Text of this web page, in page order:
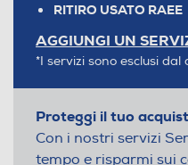
RITIRO USATO RAEE
AGGIUNGI UN
*I servizi sono esclusi dal
Proteggi il tuo
Con i nostri servizi
tempo e risparmi sui